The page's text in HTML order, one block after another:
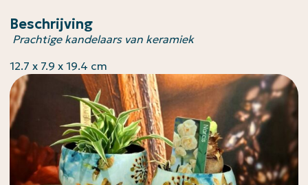
Beschrijving
Prachtige kandelaars van keramiek
12.7 x 7.9 x 19.4 cm